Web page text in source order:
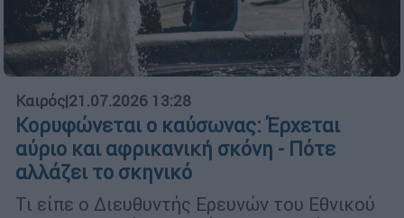
Καιρός|21.07.2026 13:28
Κορυφώνεται ο καύσωνας: Έρχεται
αύριο και αφρικανική σκόνη - Πότε
αλλάζει το σκηνικό
Τι είπε ο Διευθυντής Ερευνών του Εθνικού